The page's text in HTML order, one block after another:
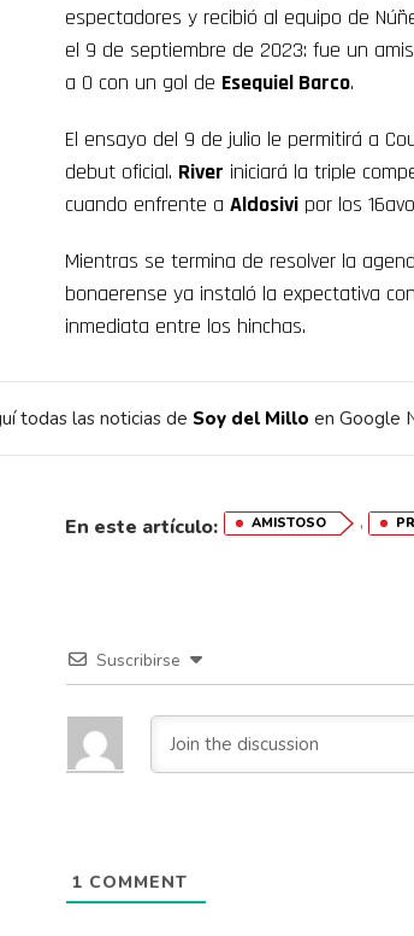
espectadores y recibió al equipo de
el 9 de septiembre de 2023: fue un
a 0 con un gol de Esequiel Barco.
El ensayo del 9 de julio le permitirá a
debut oficial. River iniciará la triple
cuando enfrente a Aldosivi por los
Mientras se termina de resolver la
bonaerense ya instaló la expectativa
inmediata entre los hinchas.
todas las noticias de Soy del Millo en Google
En este artículo: AMISTOSO ,
Suscribirse
1 COMMENT